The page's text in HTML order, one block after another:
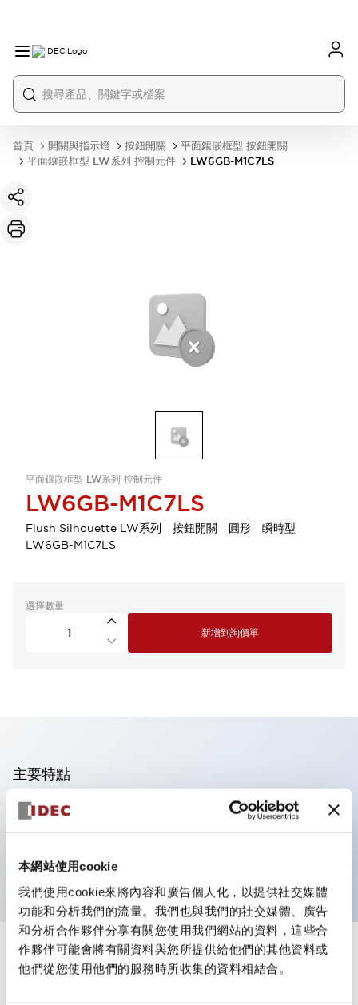
本網站使用cookie
我們使用cookie來將內容和廣告個人化，以提供社交媒體
功能和分析我們的流量。我們也與我們的社交媒體、廣告
和分析合作夥伴分享有關您使用我們網站的資料，這些合
作夥伴可能會將有關資料與您所提供給他們的其他資料或
他們從您使用他們的服務時所收集的資料相結合。
首頁 開關與指示燈 按鈕開關
平面鑲嵌框型 按鈕開關
平面鑲嵌框型 LW系列 控制元件
LW6GB-M1C7LS
平面鑲嵌框型 LW系列 控制元件
LW6GB-M1C7LS
Flush Silhouette LW系列 按鈕開關 圓形 瞬時型
LW6GB-M1C7LS
選擇數量
新增到詢價單
主要特點
可進行集合密著安裝
附鎖選擇開關採用高安全性的彈子鎖結構
防護結構為IP65（IEC60529）
規格